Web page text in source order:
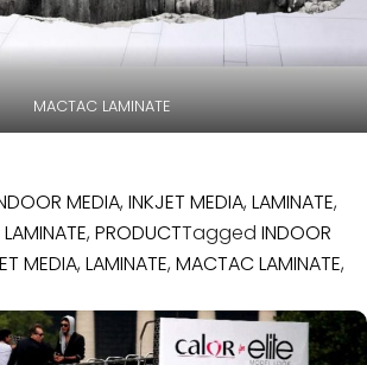
MACTAC LAMINATE
MEDIA, INKJET MEDIA, LAMINATE,
, PRODUCTTagged INDOOR
MEDIA, LAMINATE, MACTAC LAMINATE,